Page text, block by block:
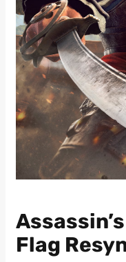
Flag